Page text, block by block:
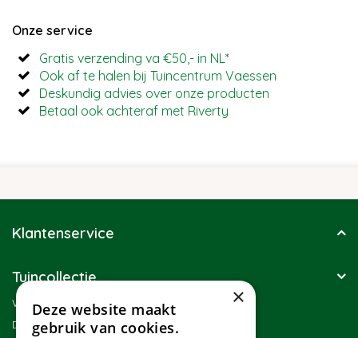
Onze service
Gratis verzending va €50,- in NL*
Ook af te halen bij Tuincentrum Vaessen
Deskundig advies over onze producten
Betaal ook achteraf met Riverty
Klantenservice
Tuincollectie
Winkel
Duurzaamheid
×
Deze website maakt
gebruik van cookies.